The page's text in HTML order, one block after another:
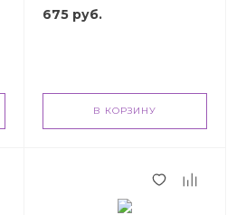
675 руб.
В КОРЗИНУ